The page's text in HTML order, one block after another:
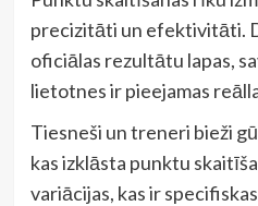
precizitāti un efektivitāti.
oficiālas rezultātu lapas,
lietotnes ir pieejamas
Tiesneši un treneri bieži
kas izklāsta punktu
variācijas, kas ir